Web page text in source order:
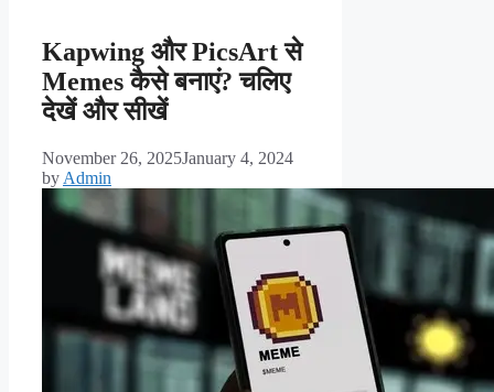
Kapwing और PicsArt से
Memes कैसे बनाएं? चलिए
देखें और सीखें
November 26, 2025January 4, 2024
by Admin